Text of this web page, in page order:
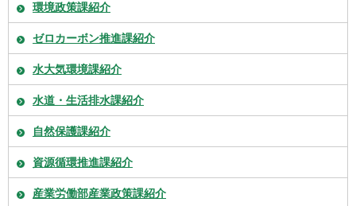
環境政策課紹介
ゼロカーボン推進課紹介
水大気環境課紹介
水道・生活排水課紹介
自然保護課紹介
資源循環推進課紹介
産業労働部産業政策課紹介